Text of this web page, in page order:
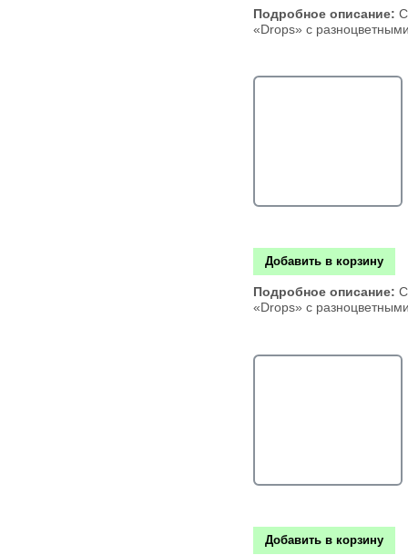
Подробное описание:
«Drops» с
Добавить в корзину
Подробное описание:
«Drops» с
Добавить в корзину